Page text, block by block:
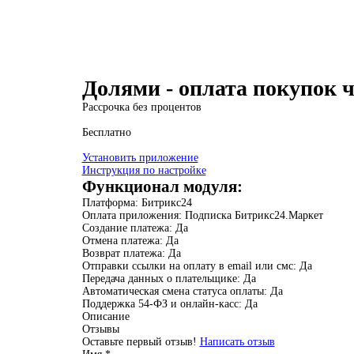
Долями - оплата покупок
Рассрочка без процентов
Бесплатно
Установить приложение
Инструкция по настройке
Функционал модуля:
Платформа: Битрикс24
Оплата приложения: Подписка Битрикс24.Маркет
Создание платежа: Да
Отмена платежа: Да
Возврат платежа: Да
Отправки ссылки на оплату в email или смс: Да
Передача данных о плательщике: Да
Автоматическая смена статуса оплаты: Да
Поддержка 54-ФЗ и онлайн-касс: Да
Описание
Отзывы
Оставьте первый отзыв! Написать отзыв